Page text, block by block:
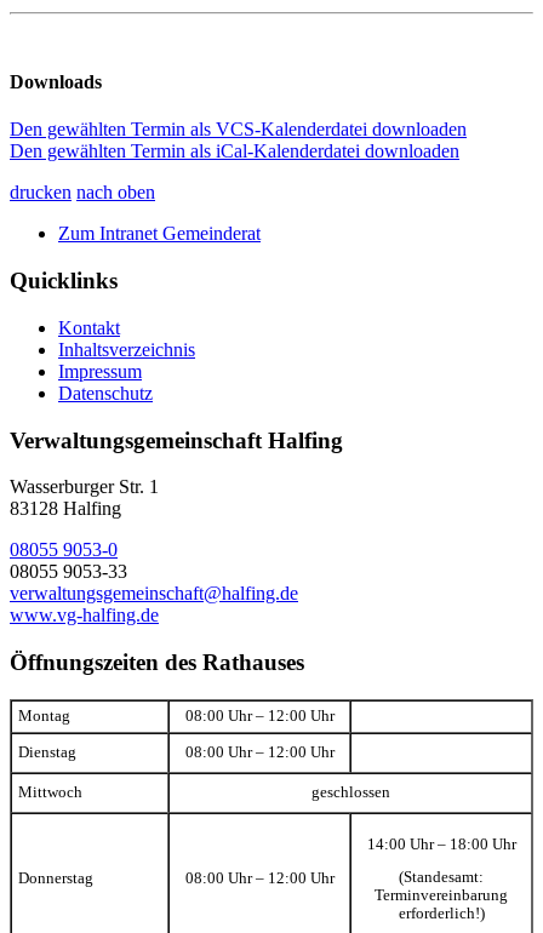
Downloads
Den gewählten Termin als VCS-Kalenderdatei downloaden
Den gewählten Termin als iCal-Kalenderdatei downloaden
drucken nach oben
Zum Intranet Gemeinderat
Quicklinks
Kontakt
Inhaltsverzeichnis
Impressum
Datenschutz
Verwaltungsgemeinschaft Halfing
Wasserburger Str. 1
83128 Halfing
08055 9053-0
08055 9053-33
verwaltungsgemeinschaft@halfing.de
www.vg-halfing.de
Öffnungszeiten des Rathauses
Montag 08:00 Uhr – 12:00 Uhr
Dienstag 08:00 Uhr – 12:00 Uhr
Mittwoch geschlossen
Donnerstag 08:00 Uhr – 12:00 Uhr
14:00 Uhr – 18:00 Uhr
(Standesamt:
Terminvereinbarung
erforderlich!)